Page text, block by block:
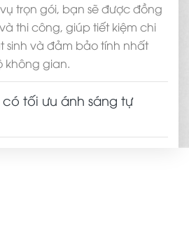
trọn gói, bạn sẽ được đồng
thi công, giúp tiết kiệm chi
sinh và đảm bảo tính nhất
không gian.
tối ưu ánh sáng tự